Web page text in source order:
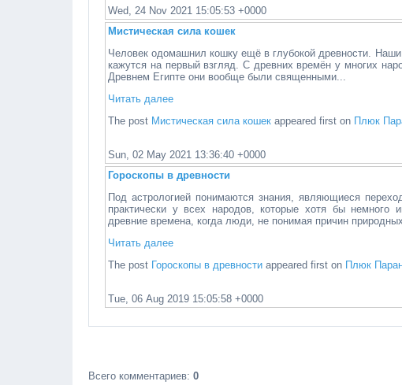
Wed, 24 Nov 2021 15:05:53 +0000
Мистическая сила кошек
Человек одомашнил кошку ещё в глубокой древности.
кажутся на первый взгляд. С древних времён у многих
Древнем Египте они вообще были священными...
Читать далее
The post Мистическая сила кошек appeared first on Плюк
Sun, 02 May 2021 13:36:40 +0000
Гороскопы в древности
Под астрологией понимаются знания, являющиеся
практически у всех народов, которые хотя бы немного
древние времена, когда люди, не понимая причин
Читать далее
The post Гороскопы в древности appeared first on Плюк
Tue, 06 Aug 2019 15:05:58 +0000
Всего комментариев:0